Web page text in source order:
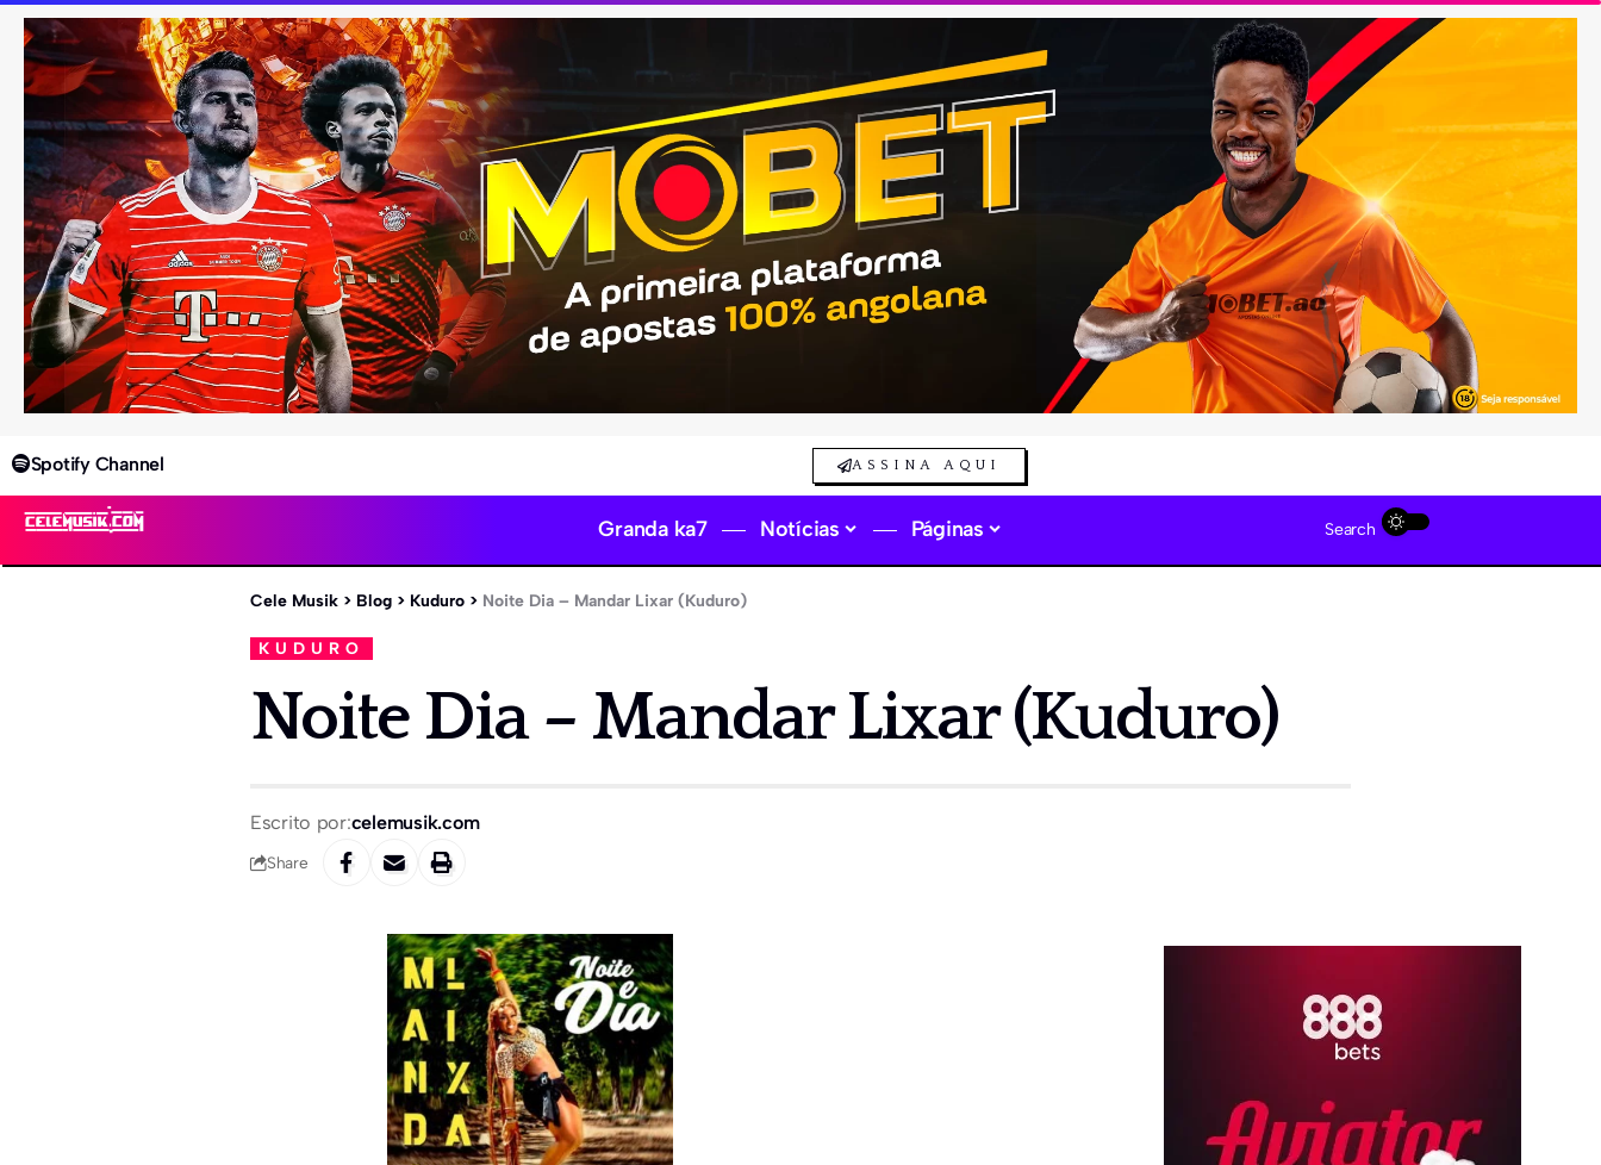
Spotify Channel ASSINA AQUI
Granda ka7 Notícias Páginas Search
Cele Musik > Blog > Kuduro > Noite Dia – Mandar Lixar (Kuduro)
KUDURO
Noite Dia – Mandar Lixar (Kuduro)
Escrito por:celemusik.com
Share